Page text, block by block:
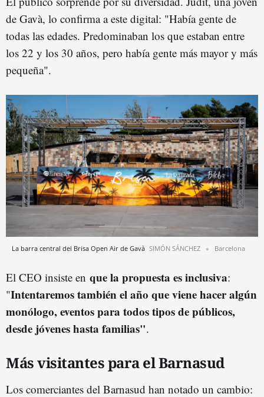
de Gavà, lo confirma a este digital: "Había gente de
todas las edades. Predominaban los que estaban entre
los 22 y los 30 años, pero había gente más mayor y más
pequeña".
La barra central del Brisa Open Air de Gavà SIMÓN SÁNCHEZ Barcelona
El CEO insiste en que la propuesta es inclusiva:
"Intentaremos también el año que viene hacer algún
monólogo, eventos para todos tipos de públicos,
desde jóvenes hasta familias".
Más visitantes para el Barnasud
Los comerciantes del Barnasud han notado un cambio: